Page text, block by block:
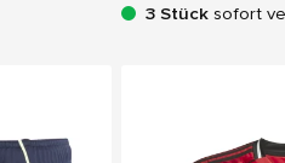
3 Stück sofort